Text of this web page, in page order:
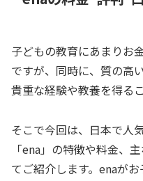
子どもの教育にあまりお
ですが、同時に、質の高
貴重な経験や教養を得る
そこで今回は、日本で人
「ena」の特徴や料金、
てご紹介します。enaがお